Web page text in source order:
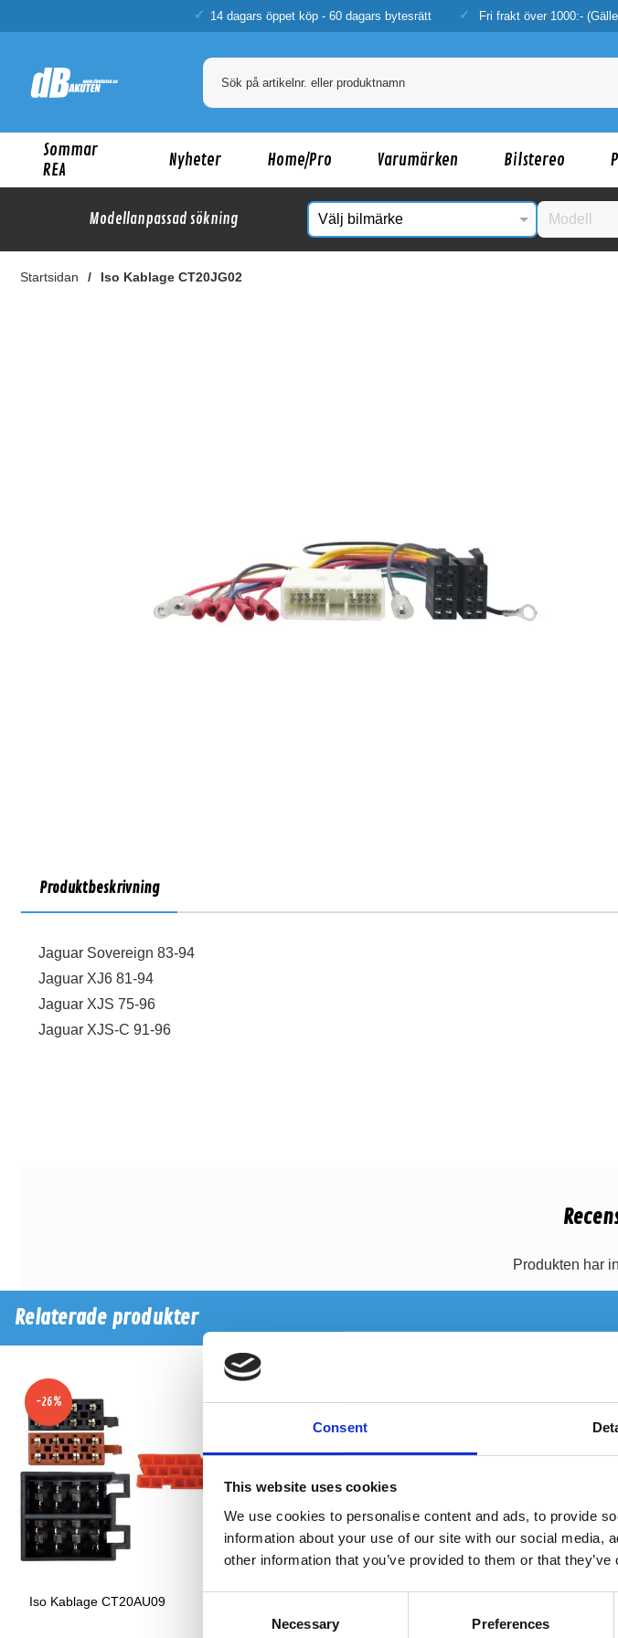
Consent
This website uses cookies
We use cookies to personalise content and ads, to provide
information about your use of our site with our social media,
other information that you’ve provided to them or that
Necessary Preferences
14 dagars öppet köp - 60 dagars bytesrätt Fri frakt över 1000:-
Sommar
REA
Nyheter Home/Pro Varumärken Bilstereo
Modellanpassad sökning
Startsidan Iso Kablage CT20JG02
Kanske någon av dessa
Produktbeskrivning
Jaguar Sovereign 83-94
Jaguar XJ6 81-94
Jaguar XJS 75-96
Jaguar XJS-C 91-96
Produkten har
Relaterade produkter
-26%
Iso Kablage CT20AU09